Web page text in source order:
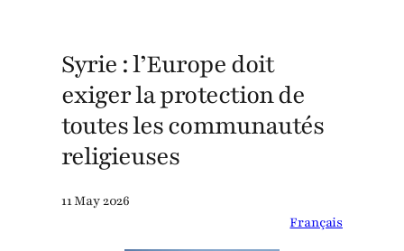
Syrie : l’Europe doit
exiger la protection de
toutes les communautés
religieuses
11 May 2026
Français